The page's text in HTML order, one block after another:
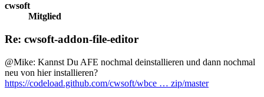
cwsoft
Mitglied
Re: cwsoft-addon-file-editor
@Mike: Kannst Du AFE nochmal deinstallieren und dann nochmal
neu von hier installieren?
https://codeload.github.com/cwsoft/wbce … zip/master